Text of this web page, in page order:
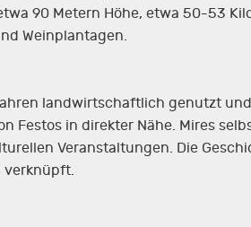
90 Metern Höhe, etwa 50-53
Weinplantagen.
landwirtschaftlich genutzt
Festos in direkter Nähe. Mires
Veranstaltungen. Die
verknüpft.